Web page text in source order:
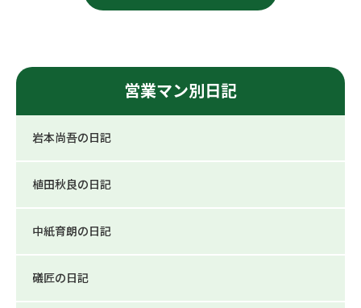
営業マン別日記
岩本尚吾の日記
植田秋良の日記
中紙育朗の日記
礒匠の日記